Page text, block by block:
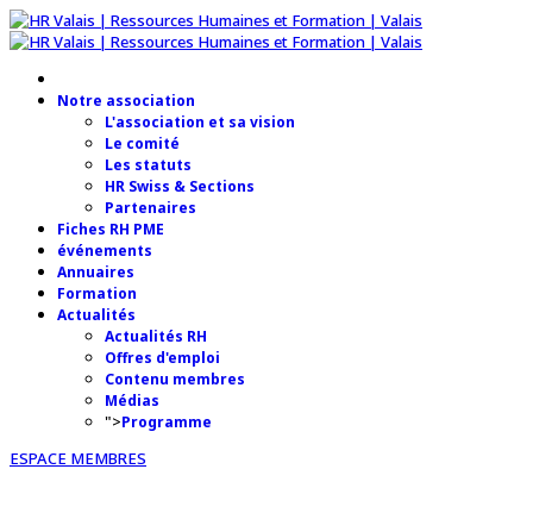
Notre association
L'association et sa vision
Le comité
Les statuts
HR Swiss & Sections
Partenaires
Fiches RH PME
événements
Annuaires
Formation
Actualités
Actualités RH
Offres d'emploi
Contenu membres
Médias
">Programme
ESPACE MEMBRES